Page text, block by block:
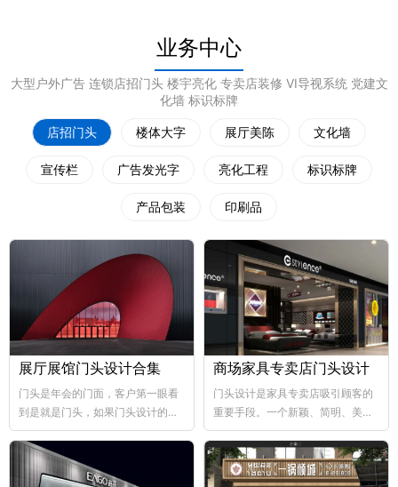
业务中心
大型户外广告 连锁店招门头 楼宇亮化 专卖店装修 VI导视系统 党建文
化墙 标识标牌
店招门头 楼体大字 展厅美陈 文化墙
宣传栏 广告发光字 亮化工程 标识标牌
产品包装 印刷品
展厅展馆门头设计合集
门头是年会的门面，客户第一眼看
到是就是门头，如果门头设计的比
较好，那年会也向...
商场家具专卖店门头设计
门头设计是家具专卖店吸引顾客的
重要手段。一个新颖、简明、美观
大方的门...